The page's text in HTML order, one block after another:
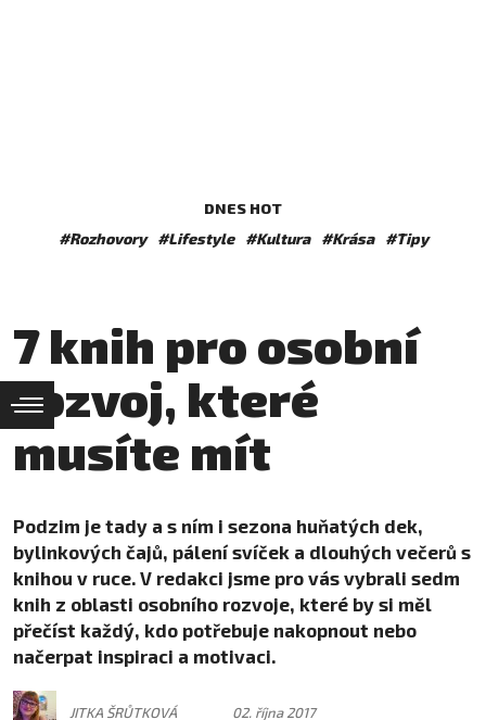
DNES HOT
#Rozhovory
#Lifestyle #Kultura #Krása #Tipy
7 knih pro osobní
rozvoj, které
musíte mít
Podzim je tady a s ním i sezona huňatých dek,
bylinkových čajů, pálení svíček a dlouhých večerů s
knihou v ruce. V redakci jsme pro vás vybrali sedm
knih z oblasti osobního rozvoje, které by si měl
přečíst každý, kdo potřebuje nakopnout nebo
načerpat inspiraci a motivaci.
JITKA ŠRŮTKOVÁ 02. října 2017